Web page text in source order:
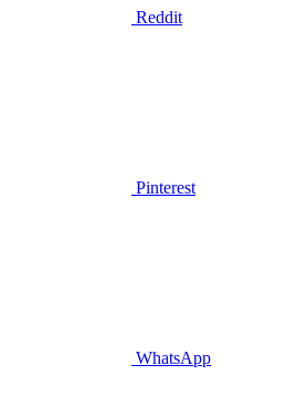
Reddit
Pinterest
WhatsApp